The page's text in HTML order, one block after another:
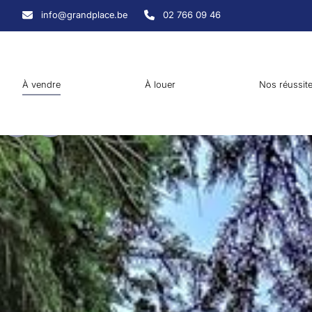
Aller au contenu principal
info@grandplace.be 02 766 09 46
À vendre À louer Nos